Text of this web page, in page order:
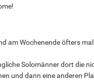
am Wochenende öfters
Solomänner dort die
und dann eine anderen